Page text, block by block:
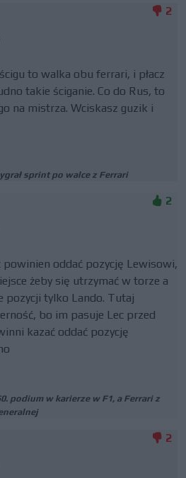
2
to walka obu ferrari, i płacz
takie ściganie. Co do Rus, to
na mistrza. Wciskasz guzik i
sprint po walce z Ferrari
2
powinien oddać pozycję Lewisowi,
żeby się utrzymać w torze a
pozycji tylko Lando. Tutaj
bo im pasuje Lec przed
kazać oddać pozycję
podium w karierze w F1, a Ferrari z
2